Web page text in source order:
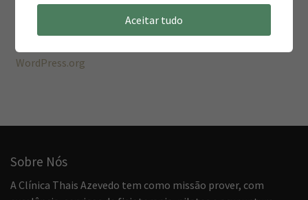
Feed de comentários
WordPress.org
Sobre Nós
A Clínica Thais Azevedo tem como missão prover, com
Aceitar tudo